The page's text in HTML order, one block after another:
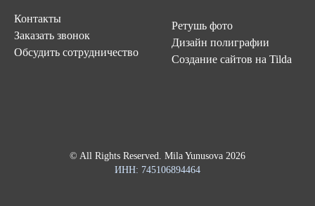
Контакты
Заказать звонок
Обсудить сотрудничество
Ретушь фото
Дизайн полиграфии
Создание сайтов на Tilda
© All Rights Reserved. Mila Yunusova 2026
ИНН: 745106894464